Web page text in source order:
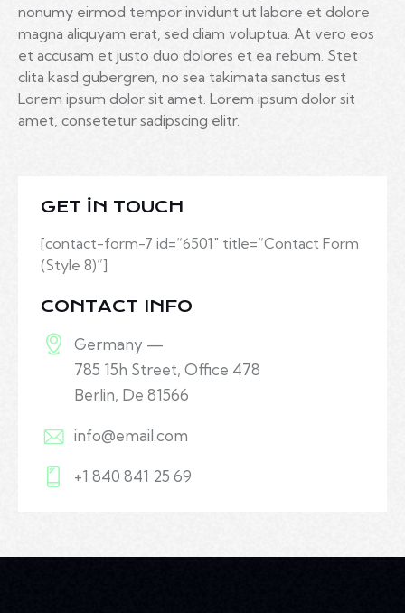
nonumy eirmod tempor invidunt ut labore et dolore
magna aliquyam erat, sed diam voluptua. At vero eos
et accusam et justo duo dolores et ea rebum. Stet
clita kasd gubergren, no sea takimata sanctus est
Lorem ipsum dolor sit amet. Lorem ipsum dolor sit
amet, consetetur sadipscing elitr.
GET IN TOUCH
[contact-form-7 id=”6501″ title=”Contact Form
(Style 8)”]
CONTACT INFO
Germany —
785 15h Street, Office 478
Berlin, De 81566
info@email.com
+1 840 841 25 69